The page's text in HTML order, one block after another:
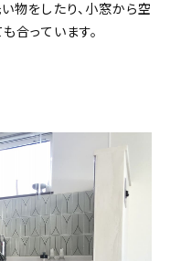
物をしたり、小窓から空
合っています。